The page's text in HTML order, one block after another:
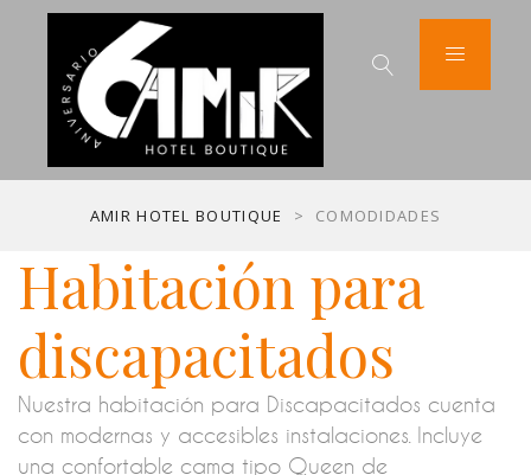
AMIR HOTEL BOUTIQUE > COMODIDADES
Habitación para
discapacitados
Nuestra habitación para Discapacitados cuenta
con modernas y accesibles instalaciones. Incluye
una confortable cama tipo Queen de